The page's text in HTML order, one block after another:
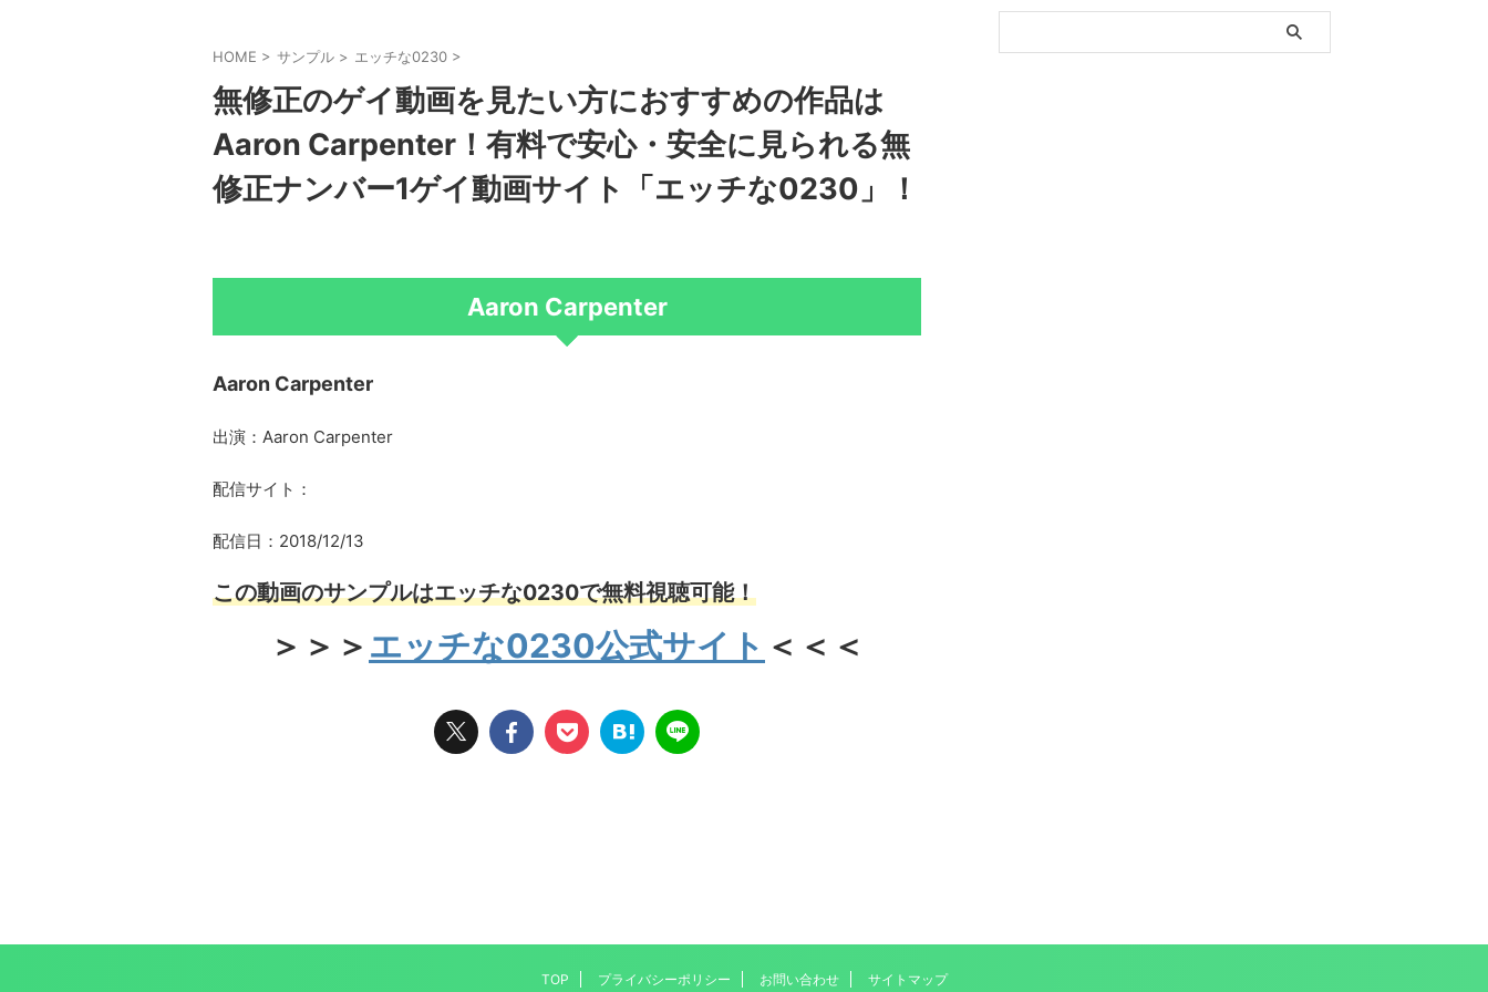
HOME > サンプル > エッチな0230 >
無修正のゲイ動画を見たい方におすすめの作品は
Aaron Carpenter！有料で安心・安全に見られる無
修正ナンバー1ゲイ動画サイト「エッチな0230」！
Aaron Carpenter
Aaron Carpenter
出演：Aaron Carpenter
配信サイト：
配信日：2018/12/13
この動画のサンプルはエッチな0230で無料視聴可能！
＞＞＞ エッチな0230公式サイト ＜＜＜
TOP プライバシーポリシー お問い合わせ サイトマップ